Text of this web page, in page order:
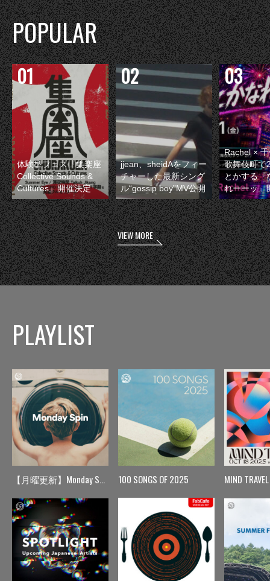
POPULAR
体験型フェス『集楽座
Collective Sounds &
Cultures』開催決定
jjean、sheidAをフィー
チャーした最新シング
ル“gossip boy”MV公開
Rachel ×
歌舞伎町で
とかする『
れーーッ』
VIEW MORE
PLAYLIST
【月曜更新】Monday Spin 100 SONGS OF 2025 MIND TRAVEL